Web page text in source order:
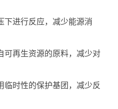
下进行反应，减少能源消
可再生资源的原料，减少对
临时性的保护基团，减少反